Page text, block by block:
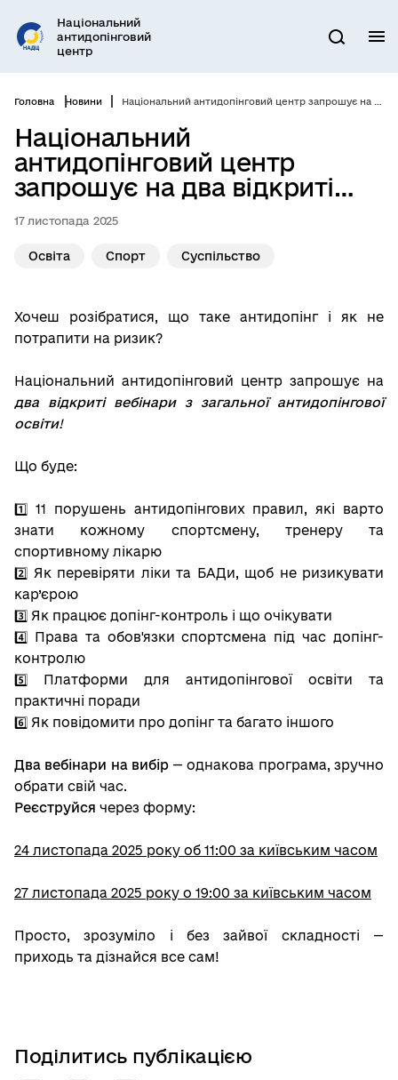
Перейти
до
основного
Національний
антидопінговий
центр
Пошук
Головна Новини Національний антидопінговий центр запрошує на два відкриті вебінари з загальної антидопінгової освіти!
Національний
антидопінговий центр
запрошує на два відкриті
вебінари з загальної
17 листопада 2025
Освіта Спорт Суспільство
Хочеш розібратися, що таке антидопінг і як не
потрапити на ризик?
Національний антидопінговий центр запрошує на
два відкриті вебінари з загальної антидопінгової
освіти!
Що буде:
1️⃣ 11 порушень антидопінгових правил, які варто
знати кожному спортсмену, тренеру та
спортивному лікарю
2️⃣ Як перевіряти ліки та БАДи, щоб не ризикувати
кар’єрою
3️⃣ Як працює допінг-контроль і що очікувати
4️⃣ Права та обов'язки спортсмена під час допінг-
контролю
5️⃣ Платформи для антидопінгової освіти та
практичні поради
6️⃣ Як повідомити про допінг та багато іншого
Два вебінари на вибір— однакова програма, зручно
обрати свій час.
Реєструйся через форму:
24 листопада 2025 року об 11:00 за київським часом
27 листопада 2025 року о 19:00 за київським часом
Просто, зрозуміло і без зайвої складності —
приходь та дізнайся все сам!
Поділитись публікацією